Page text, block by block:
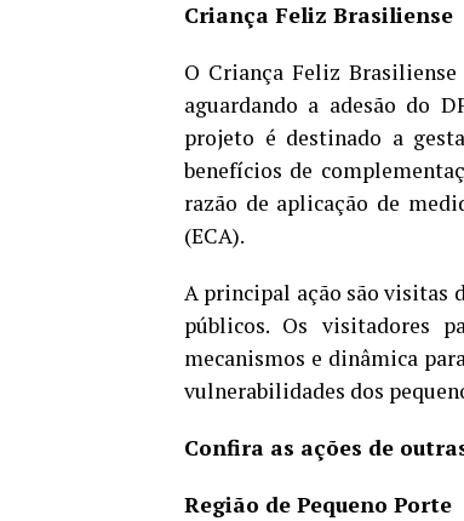
Criança Feliz Brasiliense
O Criança Feliz
aguardando a adesão do
projeto é destinado a
benefícios de
razão de aplicação de
(ECA).
A principal ação são visitas
públicos. Os visitadores
mecanismos e dinâmica
vulnerabilidades dos
Confira as ações de
Região de Pequeno Porte